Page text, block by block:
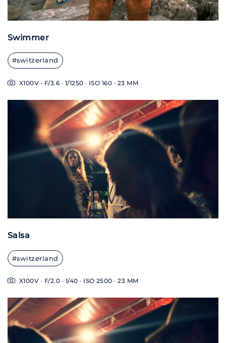
Swimmer
#switzerland
X100V · F/3.6 · 1/1250 · ISO 160 · 23 MM
Salsa
#switzerland
X100V · F/2.0 · 1/40 · ISO 2500 · 23 MM